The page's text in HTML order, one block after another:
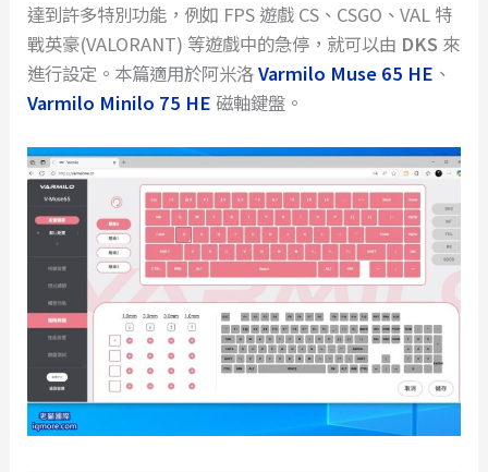
達到許多特別功能，例如 FPS 遊戲 CS、CSGO、VAL 特
戰英豪(VALORANT) 等遊戲中的急停，就可以由 DKS 來
進行設定。本篇適用於阿米洛Varmilo Muse 65 HE 、
Varmilo Minilo 75 HE 磁軸鍵盤。